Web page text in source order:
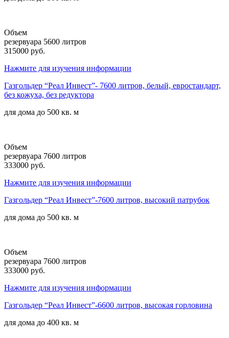
Объем
резервуара 5600 литров
315000 руб.
Нажмите для изучения информации
Газгольдер “Реал Инвест”- 7600 литров, белый, евростандарт,
без кожуха, без редуктора
для дома до 500 кв. м
Объем
резервуара 7600 литров
333000 руб.
Нажмите для изучения информации
Газгольдер “Реал Инвест”-7600 литров, высокий патрубок
для дома до 500 кв. м
Объем
резервуара 7600 литров
333000 руб.
Нажмите для изучения информации
Газгольдер “Реал Инвест”-6600 литров, высокая горловина
для дома до 400 кв. м